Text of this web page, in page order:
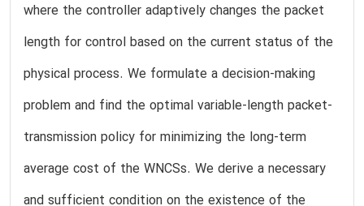
where the controller adaptively changes the packet
length for control based on the current status of the
physical process. We formulate a decision-making
problem and find the optimal variable-length packet-
transmission policy for minimizing the long-term
average cost of the WNCSs. We derive a necessary
and sufficient condition on the existence of the